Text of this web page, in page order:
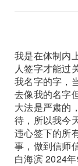
我是在体制内
人签字才能过
我名字的字，
去像我的名字
大法是严肃的
待，所以我今
违心签下的所
事，做到信师
白海滨 2024